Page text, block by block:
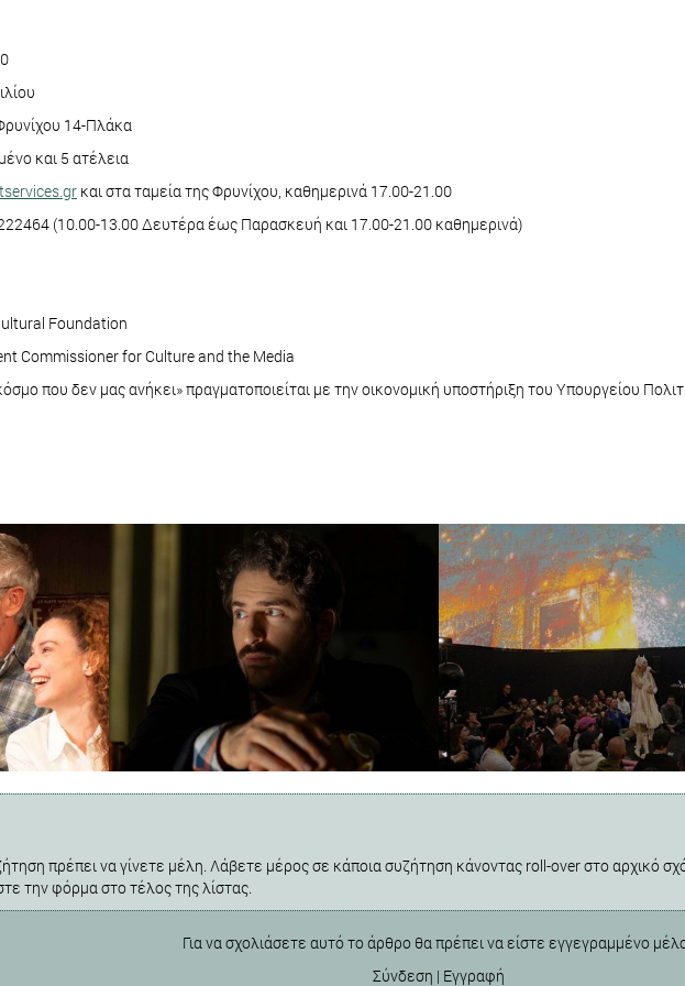
14-Πλάκα
και 5 ατέλεια
και στα ταμεία της Φρυνίχου, καθημερινά 17.00-21.00
(10.00-13.00 Δευτέρα έως Παρασκευή και 17.00-21.00 καθημερινά)
Foundation
Commissioner for Culture and the Media
που δεν μας ανήκει» πραγματοποιείται με την οικονομική υποστήριξη του Υπουργείου
πρέπει να γίνετε μέλη. Λάβετε μέρος σε κάποια συζήτηση κάνοντας roll-over στο αρχικό
την φόρμα στο τέλος της λίστας.
Για να σχολιάσετε αυτό το άρθρο θα πρέπει να είστε εγγεγραμμένο
Σύνδεση | Εγγραφή